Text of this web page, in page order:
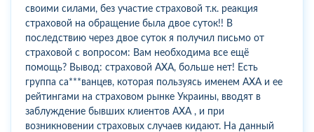
своими силами, без участие страховой т.к. реакция
страховой на обращение была двое суток!! В
последствию через двое суток я получил письмо от
страховой с вопросом: Вам необходима все ещё
помощь? Вывод: страховой АХА, больше нет! Есть
группа са***ванцев, которая пользуясь именем АХА и ее
рейтингами на страховом рынке Украины, вводят в
заблуждение бывших клиентов АХА , и при
возникновении страховых случаев кидают. На данный